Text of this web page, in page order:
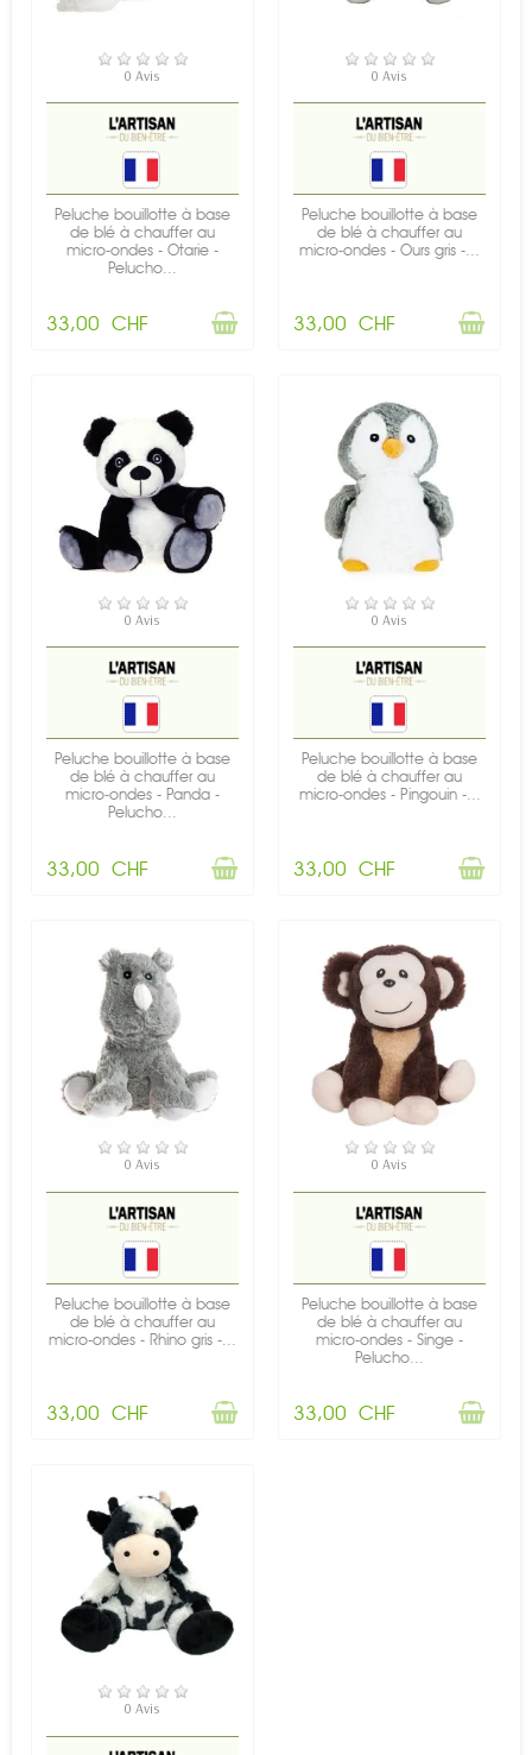
RUPTURE DE STOCK
0 Avis
Peluche bouillotte à base
de blé à chauffer au
micro-ondes - Otarie -
Pelucho...
33,00 CHF
RUPTURE DE STOCK
0 Avis
Peluche bouillotte à base
de blé à chauffer au
micro-ondes - Ours gris -...
33,00 CHF
RUPTURE DE STOCK
0 Avis
Peluche bouillotte à base
de blé à chauffer au
micro-ondes - Panda -
Pelucho...
33,00 CHF
RUPTURE DE STOCK
0 Avis
Peluche bouillotte à base
de blé à chauffer au
micro-ondes - Pingouin -...
33,00 CHF
RUPTURE DE STOCK
0 Avis
Peluche bouillotte à base
de blé à chauffer au
micro-ondes - Rhino gris -...
33,00 CHF
RUPTURE DE STOCK
0 Avis
Peluche bouillotte à base
de blé à chauffer au
micro-ondes - Singe -
Pelucho...
33,00 CHF
RUPTURE DE STOCK
0 Avis